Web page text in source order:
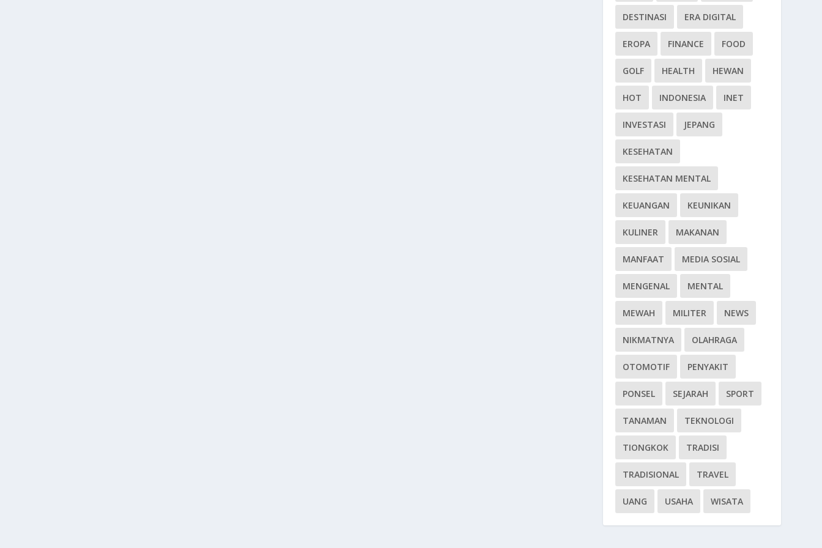
DESTINASI ERA DIGITAL
EROPA FINANCE FOOD
GOLF HEALTH HEWAN
HOT INDONESIA INET
INVESTASI JEPANG
KESEHATAN
KESEHATAN MENTAL
KEUANGAN KEUNIKAN
KULINER MAKANAN
MANFAAT MEDIA SOSIAL
MENGENAL MENTAL
MEWAH MILITER NEWS
NIKMATNYA OLAHRAGA
OTOMOTIF PENYAKIT
PONSEL SEJARAH SPORT
TANAMAN TEKNOLOGI
TIONGKOK TRADISI
TRADISIONAL TRAVEL
UANG USAHA WISATA